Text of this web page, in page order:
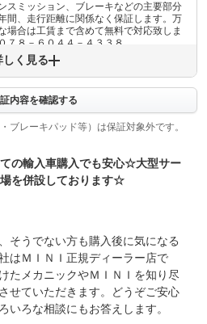
スミッション、ブレーキなどの主要部分
間、走行距離に関係なく保証します。万
場合は工賃まで含めて無料で対応致しま
７８－６０４４－４３３８
または法定24ヶ月点検整備付
整備付の場合は法定24ヶ月点検整備付
たは12ヶ月点検整備付
たメカニックによる１００項目の納車前
しく見る
内容を確認する
レーキパッド等）は保証対象外です。
の輸入車購入でも安心☆大型サー
を併設しております☆
そうでない方も購入後に気になる
はＭＩＮＩ正規ディーラー店で
たメカニックやＭＩＮＩを知り尽
せていただきます。どうぞご安心
いろな相談にもお答えします。